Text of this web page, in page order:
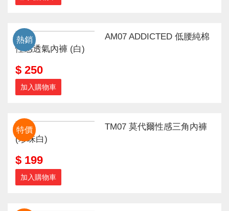
AM07 ADDICTED 低腰純棉
性感透氣內褲 (白)
$ 250
加入購物車
熱銷
TM07 莫代爾性感三角內褲
(珍珠白)
$ 199
加入購物車
特價